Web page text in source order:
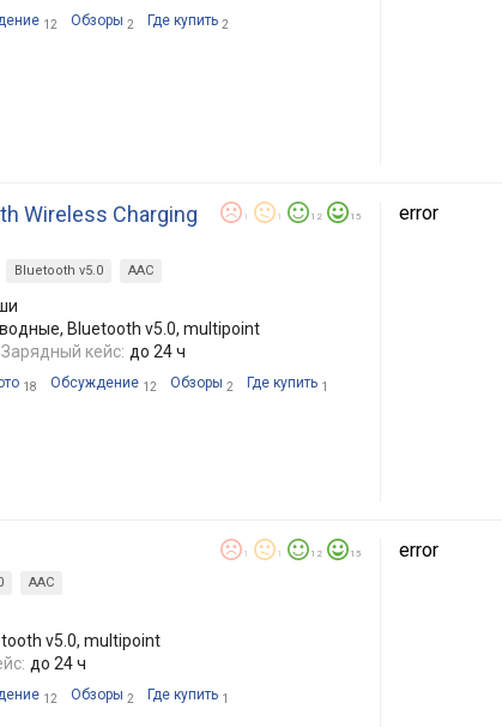
12 Обзоры 2 Где купить 2
Wireless Charging
1 1 12 15
Bluetooth v5.0 AAC
Bluetooth v5.0, multipoint
Зарядный кейс: до 24 ч
18 Обсуждение 12 Обзоры 2 Где купить 1
error
1 1 12 15
AAC
v5.0, multipoint
до 24 ч
12 Обзоры 2 Где купить 1
error